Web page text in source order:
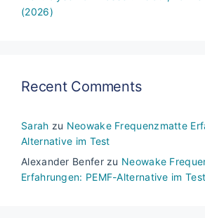
(2026)
Recent Comments
Sarah zu Neowake Frequenzmatte
Alternative im Test
Alexander Benferzu Neowake
Erfahrungen: PEMF-Alternative im Test